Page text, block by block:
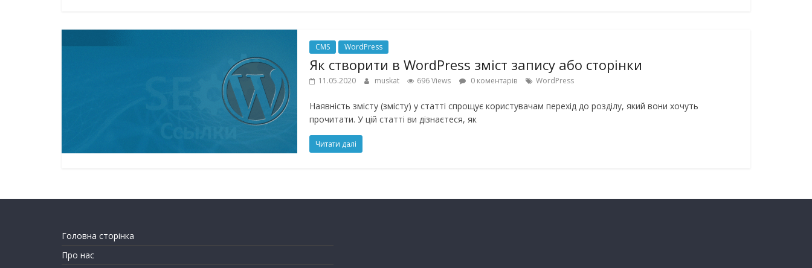
CMS WordPress
Як створити в WordPress зміст запису або сторінки
11.05.2020 muskat 696 Views 0 коментарів WordPress
Наявність змісту (змісту) у статті спрощує користувачам перехід до розділу, який вони хочуть
прочитати. У цій статті ви дізнаєтеся, як
Читати далі
Головна сторінка
Про нас